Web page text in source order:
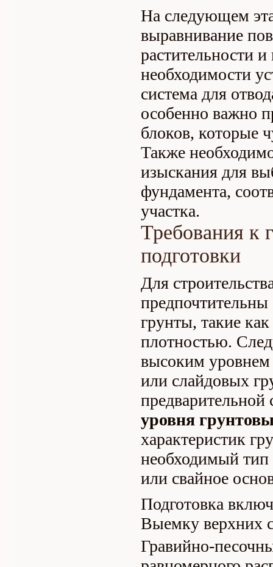
На следующем
выравнивание
растительности
необходимости
система для
особенно важно
блоков, которые
Также
изыскания для
фундамента,
участка.
Требования к
подготовки
Для
грунты, такие
плотностью.
высоким уровнем
или слайдовых
уровня
характеристик
необходимый тип
или свайное
Подготовка
Выемку верхних
Гравийно-